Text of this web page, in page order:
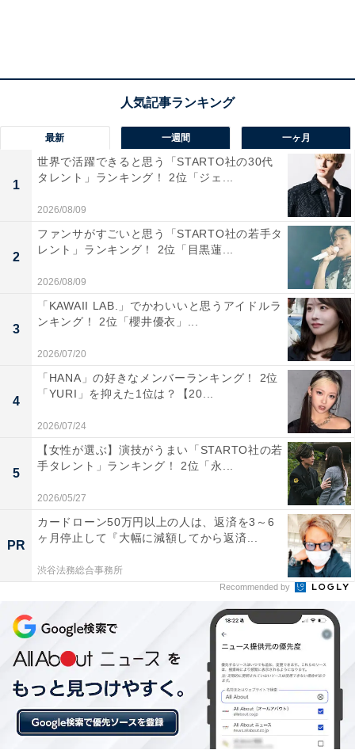
次ページ 10位までのランキング結果を見る
こちらもおすすめ
【26卒】関東エリアの「就活人気企業」ランキ
ング！ 2位は「日産自動車」、1位は？
1 2 3
最新 一週間 一ヶ月
1
世界で活躍できると思う「STARTO社の30代
タレント」ランキング！ 2位「ジェ...
2026/08/09
2
ファンサがすごいと思う「STARTO社の若手タ
レント」ランキング！ 2位「目黒蓮...
2026/08/09
3
「KAWAII LAB.」でかわいいと思うアイドルラ
ンキング！ 2位「櫻井優衣」...
2026/07/20
4
「HANA」の好きなメンバーランキング！ 2位
「YURI」を抑えた1位は？【20...
2026/07/24
5
【女性が選ぶ】演技がうまい「STARTO社の若
手タレント」ランキング！ 2位「永...
2026/05/27
PR
カードローン50万円以上の人は、返済を3～6
ヶ月停止して『大幅に減額してから返済...
渋谷法務総合事務所
Recommended by